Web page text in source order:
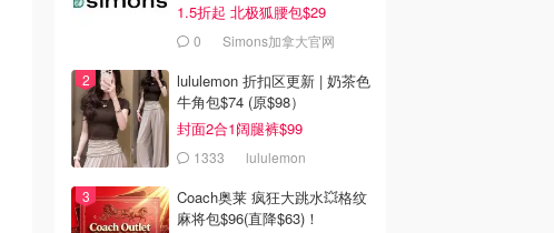
1.5折起 北极狐腰包$29
0 Simons加拿大官网
lululemon 折扣区更新 | 奶茶色
牛角包$74 (原$98）
封面2合1阔腿裤$99
1333 lululemon
Coach奥莱 疯狂大跳水💥格纹
麻将包$96(直降$63)！